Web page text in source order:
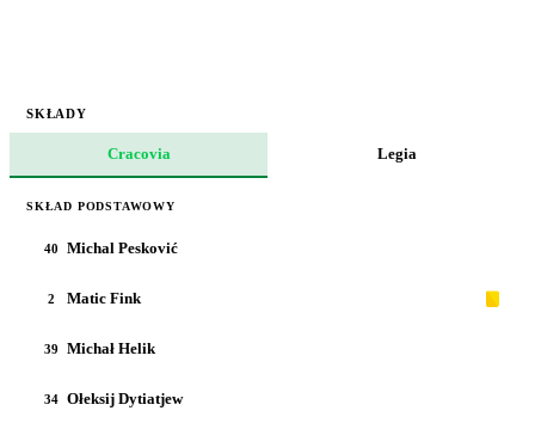
SKŁADY
Cracovia Legia
SKŁAD PODSTAWOWY
40 Michal Pesković
2 Matic Fink
39 Michał Helik
34 Ołeksij Dytiatjew